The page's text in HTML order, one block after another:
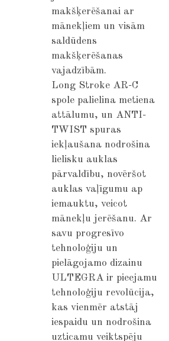
makšķerēšanai ar
mānekļiem un visām
saldūdens
makšķerēšanas
vajadzībām.
Long Stroke AR-C
spole palielina metiena
attālumu, un ANTI-
TWIST spuras
iekļaušana nodrošina
lielisku auklas
pārvaldību, novēršot
auklas vaļīgumu ap
iemauktu, veicot
mānekļu jerēšanu. Ar
savu progresīvo
tehnoloģiju un
pielāgojamo dizainu
ULTEGRA ir pieejamu
tehnoloģiju revolūcija,
kas vienmēr atstāj
iespaidu un nodrošina
uzticamu veiktspēju